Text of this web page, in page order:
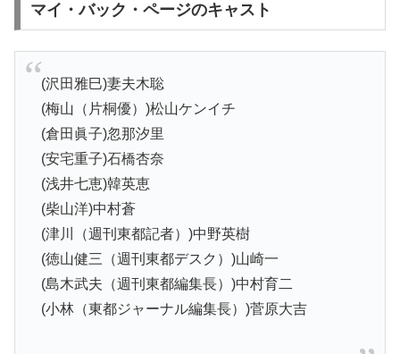
マイ・バック・ページのキャスト
(沢田雅巳)妻夫木聡
(梅山（片桐優）)松山ケンイチ
(倉田眞子)忽那汐里
(安宅重子)石橋杏奈
(浅井七恵)韓英恵
(柴山洋)中村蒼
(津川（週刊東都記者）)中野英樹
(徳山健三（週刊東都デスク）)山崎一
(島木武夫（週刊東都編集長）)中村育二
(小林（東都ジャーナル編集長）)菅原大吉